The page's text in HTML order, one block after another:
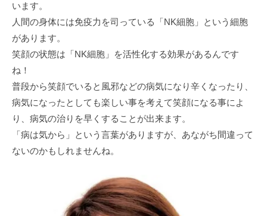
います。
人間の身体には免疫力を司っている「NK細胞」という細胞
があります。
笑顔の状態は「NK細胞」を活性化する効果があるんです
ね！
普段から笑顔でいると風邪などの病気になり辛くなったり、
病気になったとしても楽しい事を考えて笑顔になる事によ
り、病気の治りを早くすることが出来ます。
「病は気から」という言葉がありますが、あながち間違って
ないのかもしれませんね。